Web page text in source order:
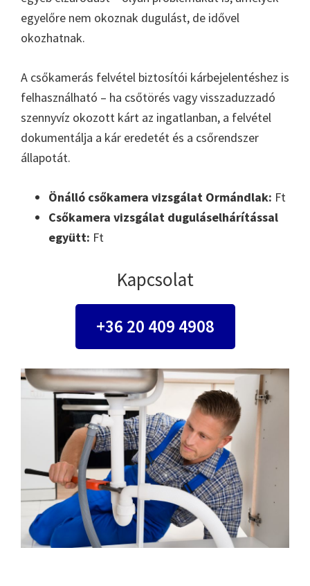
egyelőre nem okoznak dugulást, de idővel
okozhatnak.
A csőkamerás felvétel biztosítói kárbejelentéshez is
felhasználható – ha csőtörés vagy visszaduzzadó
szennyvíz okozott kárt az ingatlanban, a felvétel
dokumentálja a kár eredetét és a csőrendszer
állapotát.
Önálló csőkamera vizsgálat Ormándlak: Ft
Csőkamera vizsgálat duguláselhárítással
együtt: Ft
Kapcsolat
+36 20 409 4908